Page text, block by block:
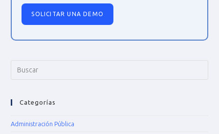
SOLICITAR UNA DEMO
Categorías
Administración Pública